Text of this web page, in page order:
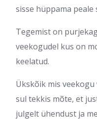
sisse hüppama peale
Tegemist on
veekogudel kus on
keelatud.
Ükskõik mis
sul tekkis mõte, et
julgelt ühendust ja